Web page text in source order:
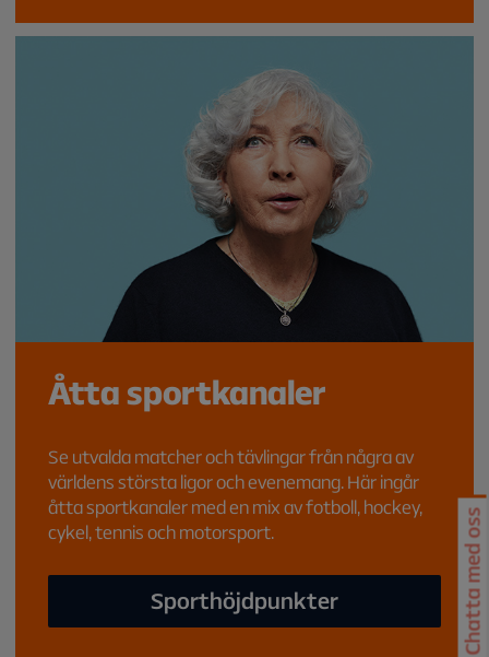
Åtta sportkanaler
Se utvalda matcher och tävlingar från några av
världens största ligor och evenemang. Här ingår
åtta sportkanaler med en mix av fotboll, hockey,
cykel, tennis och motorsport.
Sporthöjdpunkter Chatta med oss